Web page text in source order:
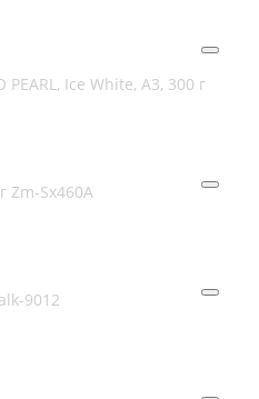
Ice White, А3, 300 г
Zm-Sx460A
9012